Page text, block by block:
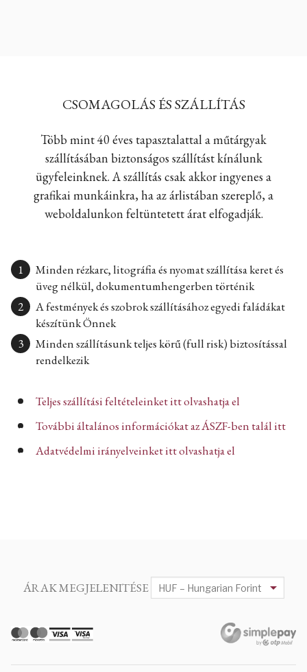
CSOMAGOLÁS ÉS SZÁLLÍTÁS
Több mint 40 éves tapasztalattal a műtárgyak
szállításában biztonságos szállítást kínálunk
ügyfeleinknek. A szállítás csak akkor ingyenes a
grafikai munkáinkra, ha az árlistában szereplő, a
weboldalunkon feltüntetett árat elfogadják.
Minden rézkarc, litográfia és nyomat szállítása keret és
üveg nélkül, dokumentumhengerben történik
A festmények és szobrok szállításához egyedi faládákat
készítünk Önnek
Minden szállításunk teljes körű (full risk) biztosítással
rendelkezik
Teljes szállítási feltételeinket itt olvashatja el
További általános információkat az ÁSZF-ben talál itt
Adatvédelmi irányelveinket itt olvashatja el
ÁRAK MEGJELENITÉSE